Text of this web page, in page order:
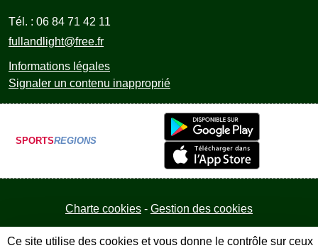
Tél. : 06 84 71 42 11
fullandlight@free.fr
Informations légales
Signaler un contenu inapproprié
SPORTSREGIONS
Charte cookies Gestion des cookies
Ce site utilise des cookies et vous donne le contrôle sur ceux